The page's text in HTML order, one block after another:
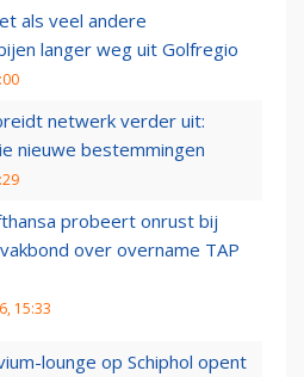
als veel andere
langer weg uit Golfregio
netwerk verder uit:
nieuwe bestemmingen
probeert onrust bij
over overname TAP
15:33
lounge op Schiphol opent